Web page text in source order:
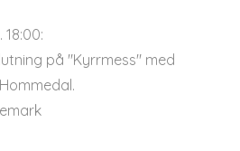
18:00:
på "Kyrrmess" med